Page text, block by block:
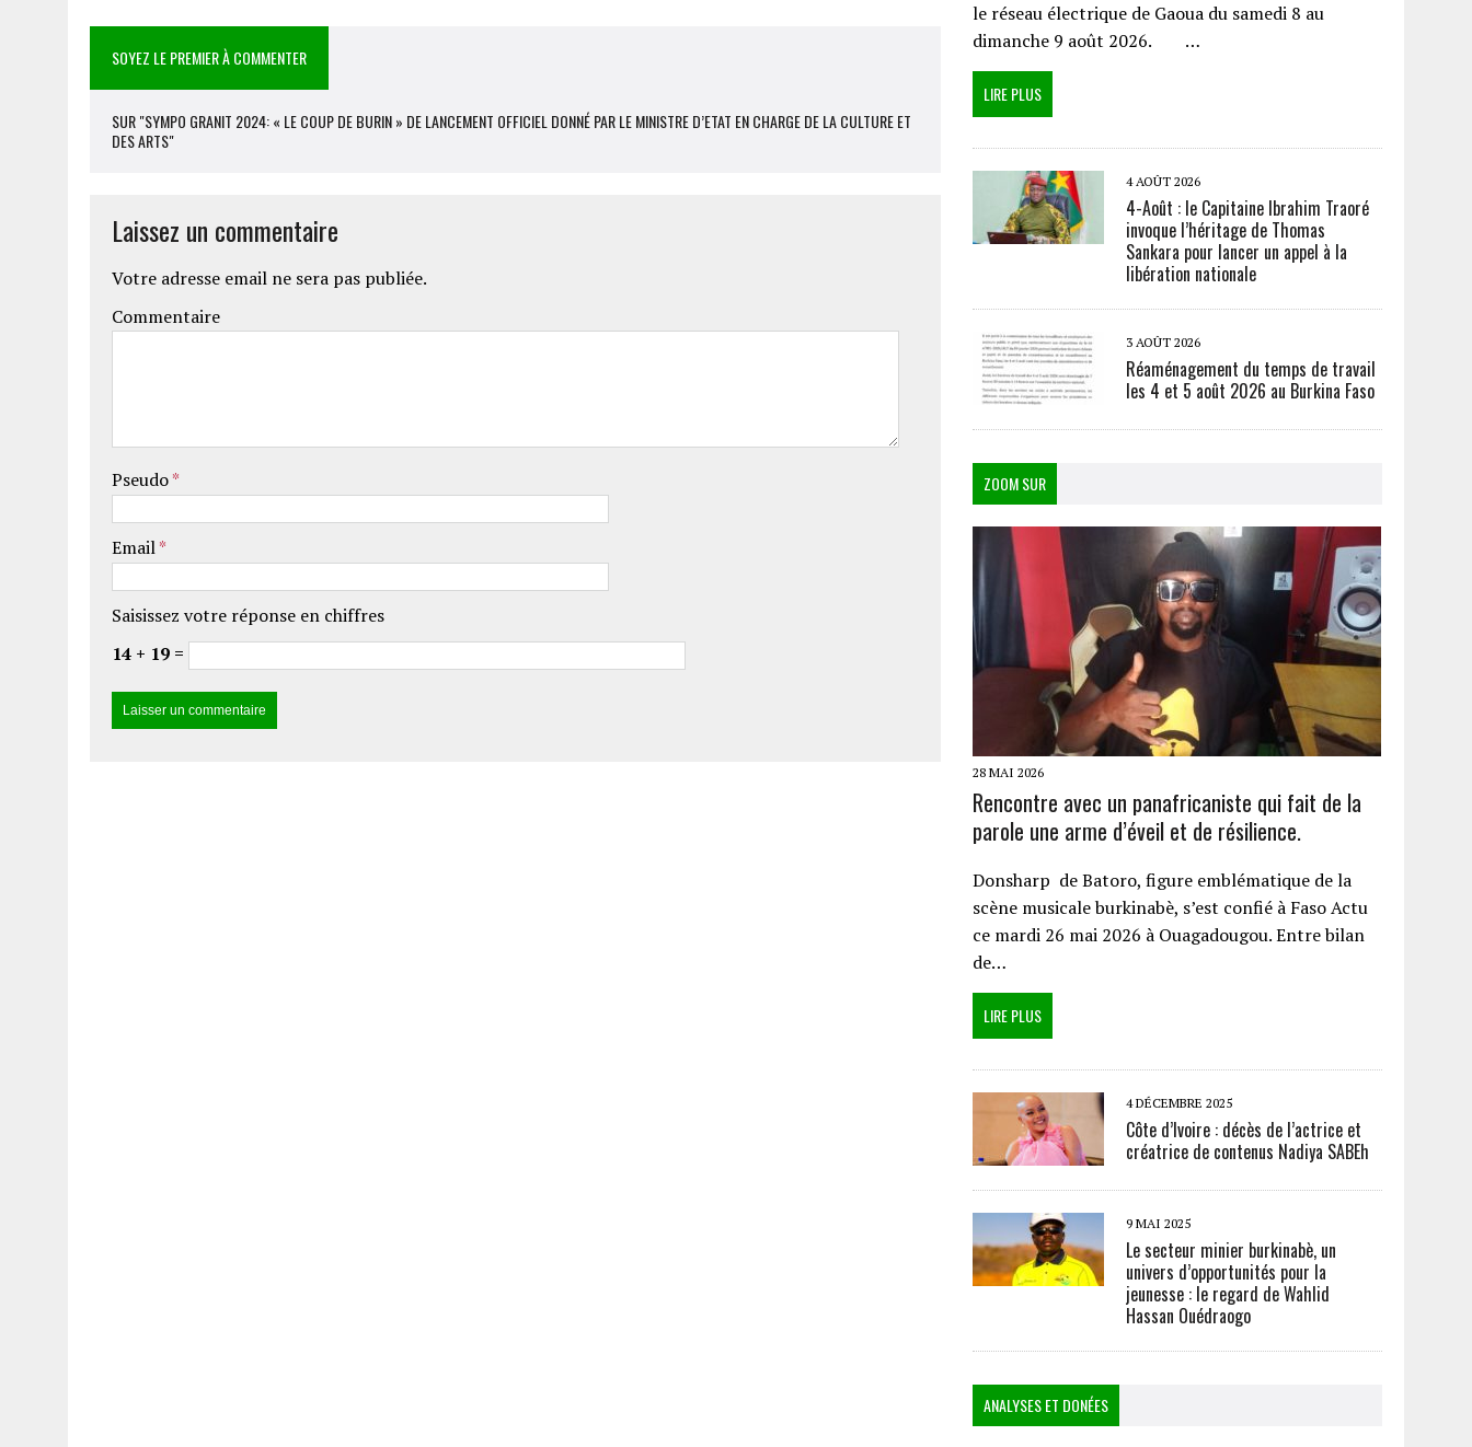
SOYEZ LE PREMIER À COMMENTER
SUR "SYMPO GRANIT 2024: « LE COUP DE BURIN » DE LANCEMENT OFFICIEL DONNÉ PAR LE MINISTRE D’ETAT EN CHARGE DE LA CULTURE ET
DES ARTS"
Laissez un commentaire
Votre adresse email ne sera pas publiée.
Commentaire
Pseudo*
Email*
Saisissez votre réponse en chiffres
14 + 19 =
le réseau électrique de Gaoua du samedi 8 au
dimanche 9 août 2026. …
LIRE PLUS
4 AOÛT 2026
4-Août : le Capitaine Ibrahim Traoré
invoque l’héritage de Thomas
Sankara pour lancer un appel à la
libération nationale
3 AOÛT 2026
Réaménagement du temps de travail
les 4 et 5 août 2026 au Burkina Faso
ZOOM SUR
28 MAI 2026
Rencontre avec un panafricaniste qui fait de la
parole une arme d’éveil et de résilience.
Donsharp de Batoro, figure emblématique de la
scène musicale burkinabè, s’est confié à Faso Actu
ce mardi 26 mai 2026 à Ouagadougou. Entre bilan
de…
LIRE PLUS
4 DÉCEMBRE 2025
Côte d’Ivoire : décès de l’actrice et
créatrice de contenus Nadiya SABEh
9 MAI 2025
Le secteur minier burkinabè, un
univers d’opportunités pour la
jeunesse : le regard de Wahlid
Hassan Ouédraogo
ANALYSES ET DONÉES